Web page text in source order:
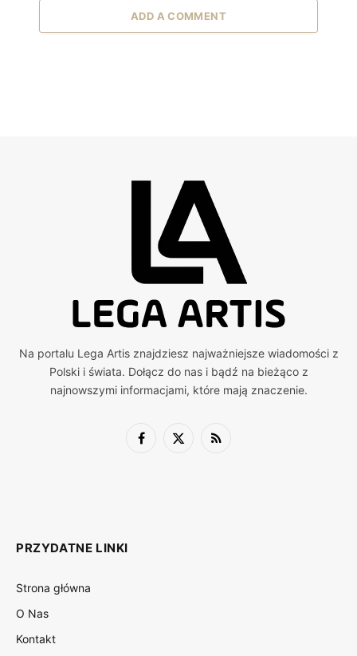
ADD A COMMENT
Na portalu Lega Artis znajdziesz najważniejsze wiadomości z
Polski i świata. Dołącz do nas i bądź na bieżąco z
najnowszymi informacjami, które mają znaczenie.
Facebook
X
RSS
PRZYDATNE LINKI
Strona główna
O Nas
Kontakt